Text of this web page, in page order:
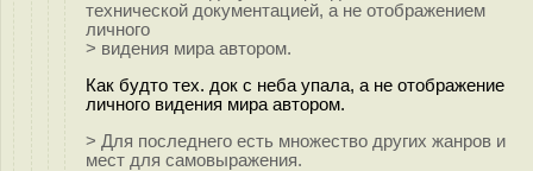
технической документацией, а не отображением
личного
> видения мира автором.
Как будто тех. док с неба упала, а не отображение
личного видения мира автором.
> Для последнего есть множество других жанров и
мест для самовыражения.